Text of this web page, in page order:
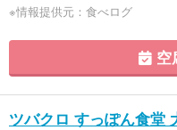
※情報提供元：食べログ
空
ツバクロ すっぽん食堂